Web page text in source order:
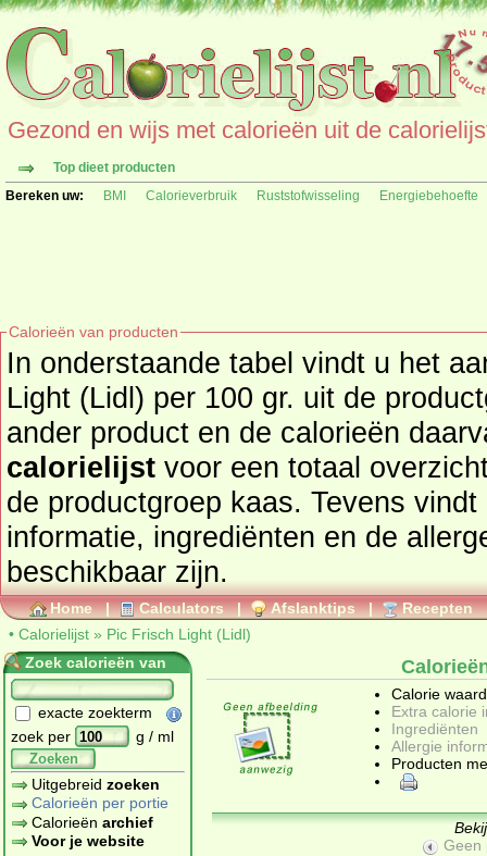
Gezond en wijs met calorieën uit de
Top dieet producten
Bereken uw:
BMI Calorieverbruik Ruststofwisseling Energiebehoefte
Calorieën van producten
In onderstaande tabel vindt u het
Light (Lidl) per 100 gr. uit de productgroep kaas. Zoekt u een
ander
calorielijst voor een totaal overzicht of bekijk alle producten uit
de productgroep kaas. Tevens vindt u ook de uitgebreide calorie
informatie, ingrediënten en de allergenen informatie
beschikbaar zijn.
Home | Calculators | Afslanktips | Recepten
• Calorielijst » Pic Frisch Light (Lidl)
Zoek calorieën van
exacte zoekterm
zoek per
g / ml
Zoeken
Uitgebreid zoeken
Calorieën per portie
Calorieën archief
Voor je website
Calorie
Extra calorie
Ingrediënten
Allergie
Producten
Geen